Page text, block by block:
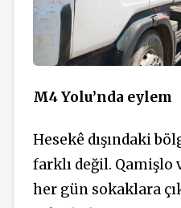
M4 Yolu’nda eylem
Hesekê dışındaki
farklı değil. Qamişlo
her gün sokaklara